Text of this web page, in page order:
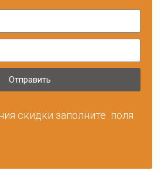
Отправить
скидки заполните поля